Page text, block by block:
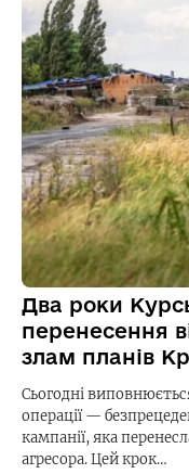
Два роки
перенесення
злам планів
Сьогодні
операції —
кампанії, яка
агресора. Цей крок…